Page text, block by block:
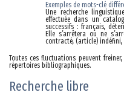
Exemples de mots-clé
Une recherche
effectuée dans un
successifs : français,
Elle s’arrêtera ou ne
contracté, (article)
Toutes ces fluctuations peuvent
répertoires bibliographiques.
Recherche libre